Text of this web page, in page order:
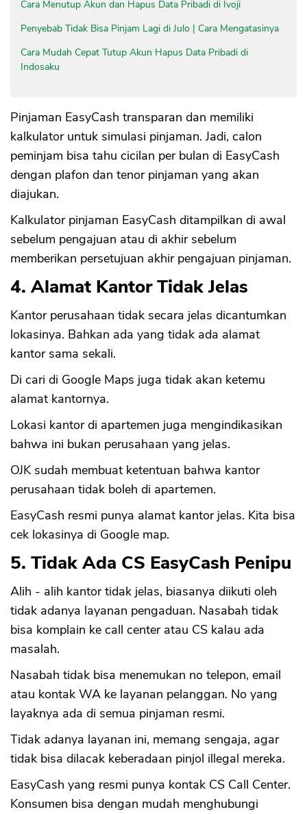
Cara Menutup Akun dan Hapus Data Pribadi di Ivoji
Penyebab Tidak Bisa Pinjam Lagi di Julo | Cara Mengatasinya
Cara Mudah Cepat Tutup Akun Hapus Data Pribadi di
Indosaku
Pinjaman EasyCash transparan dan memiliki
kalkulator untuk simulasi pinjaman. Jadi, calon
peminjam bisa tahu cicilan per bulan di EasyCash
dengan plafon dan tenor pinjaman yang akan
diajukan.
Kalkulator pinjaman EasyCash ditampilkan di awal
sebelum pengajuan atau di akhir sebelum
memberikan persetujuan akhir pengajuan pinjaman.
4. Alamat Kantor Tidak Jelas
Kantor perusahaan tidak secara jelas dicantumkan
lokasinya. Bahkan ada yang tidak ada alamat
kantor sama sekali.
Di cari di Google Maps juga tidak akan ketemu
alamat kantornya.
Lokasi kantor di apartemen juga mengindikasikan
bahwa ini bukan perusahaan yang jelas.
OJK sudah membuat ketentuan bahwa kantor
perusahaan tidak boleh di apartemen.
EasyCash resmi punya alamat kantor jelas. Kita bisa
cek lokasinya di Google map.
5. Tidak Ada CS EasyCash Penipu
Alih - alih kantor tidak jelas, biasanya diikuti oleh
tidak adanya layanan pengaduan. Nasabah tidak
bisa komplain ke call center atau CS kalau ada
masalah.
Nasabah tidak bisa menemukan no telepon, email
atau kontak WA ke layanan pelanggan. No yang
layaknya ada di semua pinjaman resmi.
Tidak adanya layanan ini, memang sengaja, agar
tidak bisa dilacak keberadaan pinjol illegal mereka.
EasyCash yang resmi punya kontak CS Call Center.
Konsumen bisa dengan mudah menghubungi